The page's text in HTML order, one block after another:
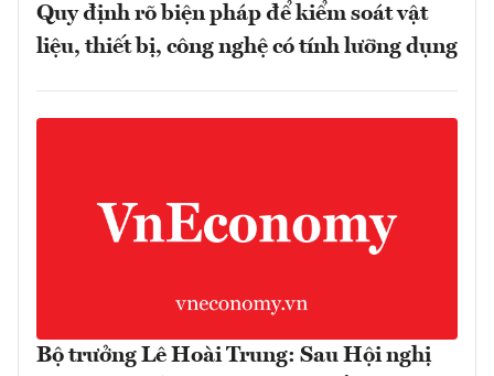
Quy định rõ biện pháp để kiểm soát vật
liệu, thiết bị, công nghệ có tính lưỡng dụng
Bộ trưởng Lê Hoài Trung: Sau Hội nghị